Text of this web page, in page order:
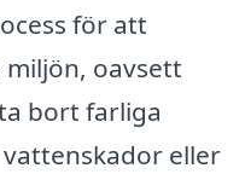
för att
oavsett
bort farliga
eller